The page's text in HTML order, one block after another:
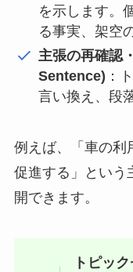
を示します。
る事実、架空
主張の再確認
Sentence) ：
言い換え、段
例えば、「車の利
促進する」という
開できます。
トピッ